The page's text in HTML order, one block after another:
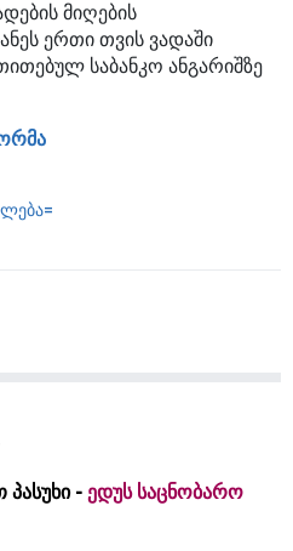
მიღების
ერთი თვის ვადაში
საბანკო ანგარიშზე
- ედუს საცნობარო